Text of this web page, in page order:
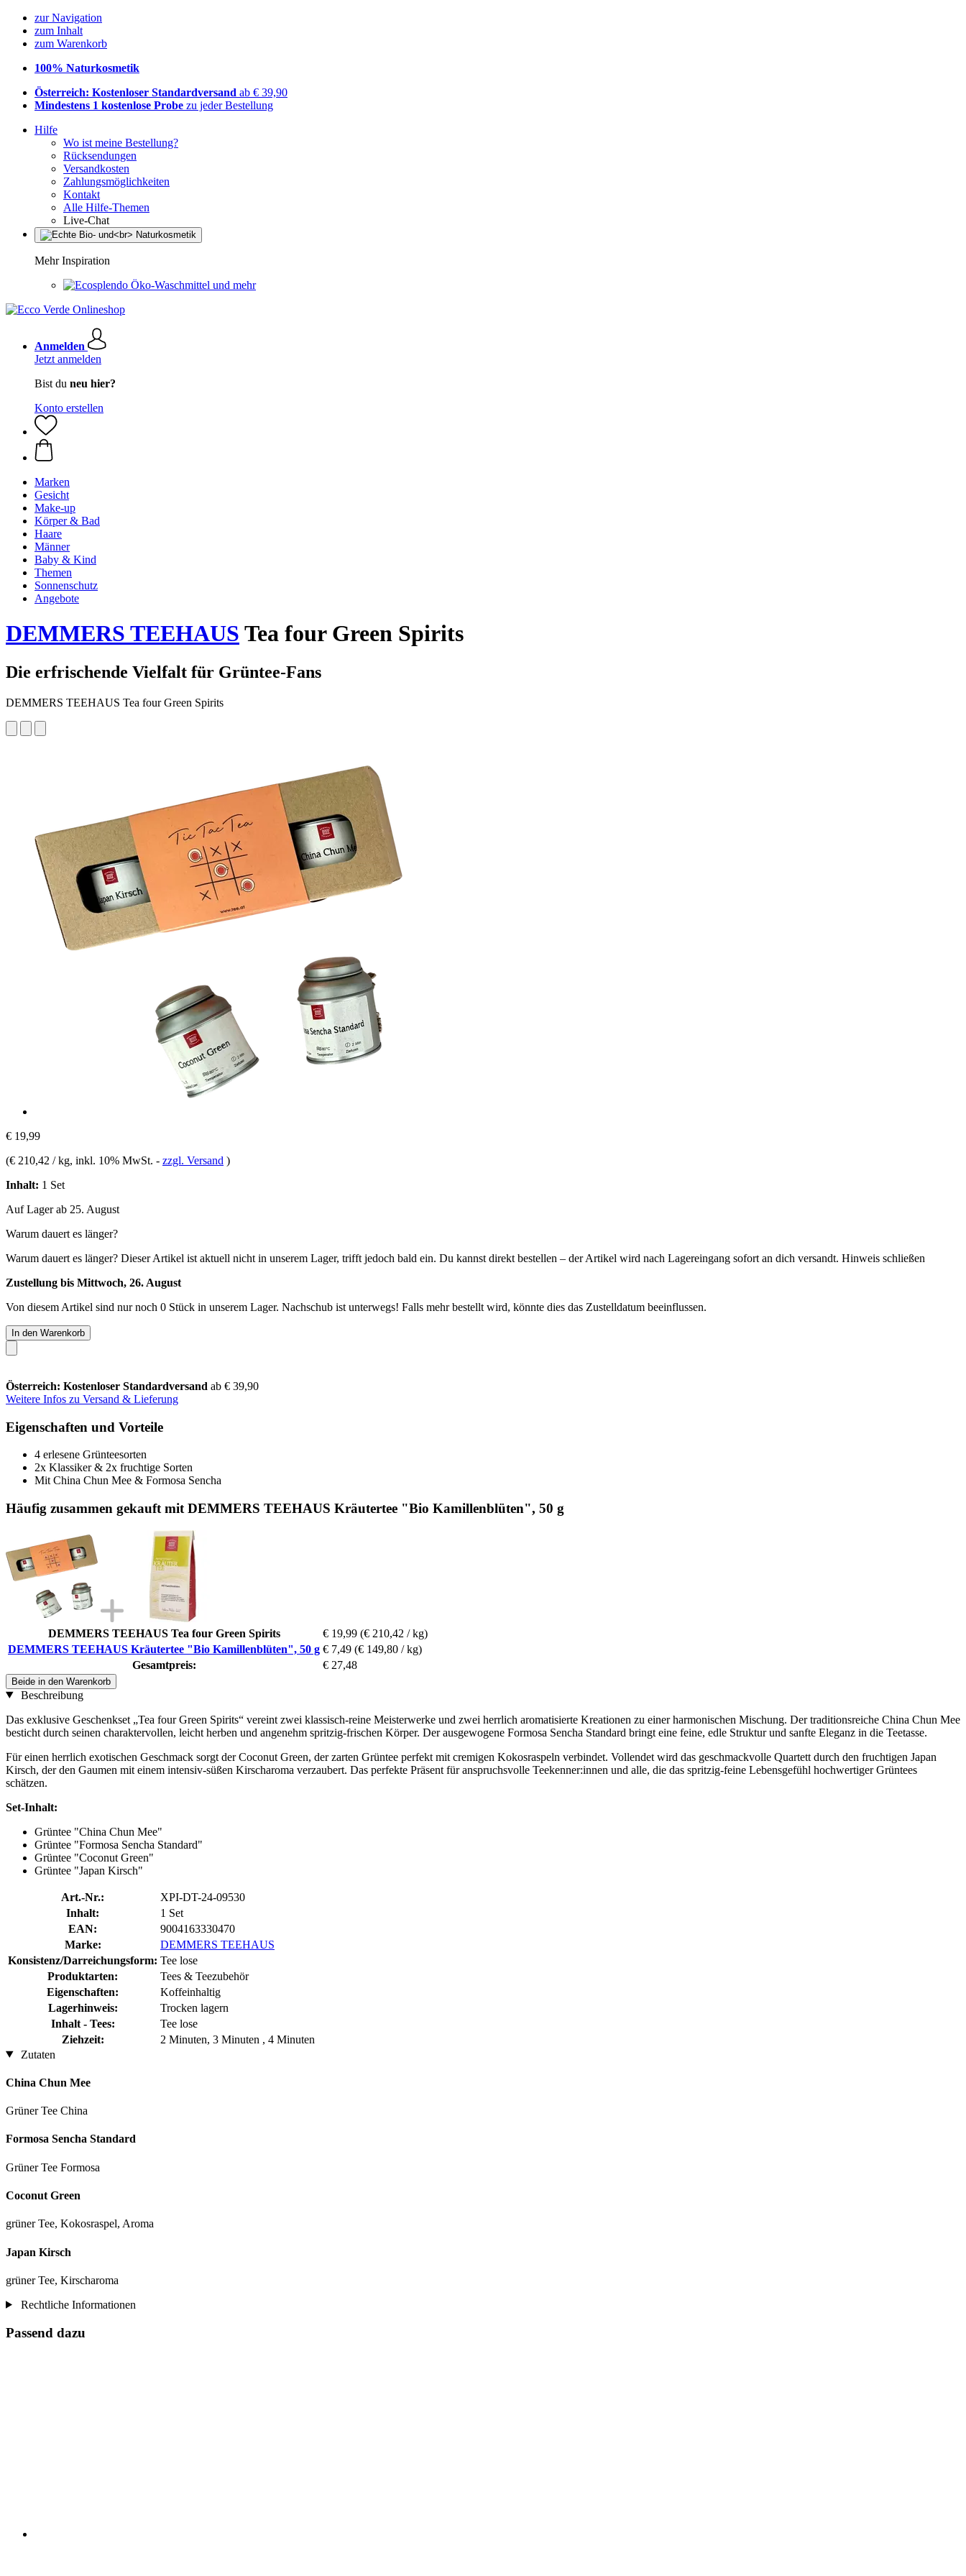
zur Navigation
zum Inhalt
zum Warenkorb
100% Naturkosmetik
Österreich: Kostenloser Standardversand ab € 39,90
Mindestens 1 kostenlose Probe zu jeder Bestellung
Hilfe
Wo ist meine Bestellung?
Rücksendungen
Versandkosten
Zahlungsmöglichkeiten
Kontakt
Alle Hilfe-Themen
Live-Chat
Mehr Inspiration
Öko-Waschmittel und mehr
Anmelden
Jetzt anmelden
Bist du neu hier?
Konto erstellen
Marken
Gesicht
Make-up
Körper & Bad
Haare
Männer
Baby & Kind
Themen
Sonnenschutz
Angebote
DEMMERS TEEHAUS Tea four Green Spirits
Die erfrischende Vielfalt für Grüntee-Fans
DEMMERS TEEHAUS Tea four Green Spirits
€ 19,99
(€ 210,42 / kg, inkl. 10% MwSt. - zzgl. Versand )
Inhalt: 1 Set
Auf Lager ab 25. August
Warum dauert es länger?
Warum dauert es länger? Dieser Artikel ist aktuell nicht in unserem Lager, trifft jedoch bald ein. Du kannst direkt bestellen – der Artikel wird nach Lagereingang sofort an dich versandt. Hinweis schließen
Zustellung bis Mittwoch, 26. August
Von diesem Artikel sind nur noch 0 Stück in unserem Lager. Nachschub ist unterwegs! Falls mehr bestellt wird, könnte dies das Zustelldatum beeinflussen.
In den Warenkorb
Österreich: Kostenloser Standardversand ab € 39,90
Weitere Infos zu Versand & Lieferung
Eigenschaften und Vorteile
4 erlesene Grünteesorten
2x Klassiker & 2x fruchtige Sorten
Mit China Chun Mee & Formosa Sencha
Häufig zusammen gekauft mit DEMMERS TEEHAUS Kräutertee "Bio Kamillenblüten", 50 g
DEMMERS TEEHAUS Tea four Green Spirits € 19,99 (€ 210,42 / kg)
DEMMERS TEEHAUS Kräutertee "Bio Kamillenblüten", 50 g € 7,49 (€ 149,80 / kg)
Gesamtpreis:
€ 27,48
Beide in den Warenkorb
Beschreibung
Das exklusive Geschenkset „Tea four Green Spirits“ vereint zwei klassisch-reine Meisterwerke und zwei herrlich aromatisierte Kreationen zu einer harmonischen Mischung. Der traditionsreiche China Chun Mee
besticht durch seinen charaktervollen, leicht herben und angenehm spritzig-frischen Körper. Der ausgewogene Formosa Sencha Standard bringt eine feine, edle Struktur und sanfte Eleganz in die Teetasse.
Für einen herrlich exotischen Geschmack sorgt der Coconut Green, der zarten Grüntee perfekt mit cremigen Kokosraspeln verbindet. Vollendet wird das geschmackvolle Quartett durch den fruchtigen Japan
Kirsch, der den Gaumen mit einem intensiv-süßen Kirscharoma verzaubert. Das perfekte Präsent für anspruchsvolle Teekenner:innen und alle, die das spritzig-feine Lebensgefühl hochwertiger Grüntees
schätzen.
Set-Inhalt:
Grüntee "China Chun Mee"
Grüntee "Formosa Sencha Standard"
Grüntee "Coconut Green"
Grüntee "Japan Kirsch"
Art.-Nr.:
XPI-DT-24-09530
Inhalt:
1 Set
EAN:
9004163330470
Marke:
DEMMERS TEEHAUS
Konsistenz/Darreichungsform: Tee lose
Produktarten:
Tees & Teezubehör
Eigenschaften:
Koffeinhaltig
Lagerhinweis:
Trocken lagern
Inhalt - Tees:
Tee lose
Ziehzeit:
2 Minuten, 3 Minuten , 4 Minuten
Zutaten
China Chun Mee
Grüner Tee China
Formosa Sencha Standard
Grüner Tee Formosa
Coconut Green
grüner Tee, Kokosraspel, Aroma
Japan Kirsch
grüner Tee, Kirscharoma
Rechtliche Informationen
Passend dazu